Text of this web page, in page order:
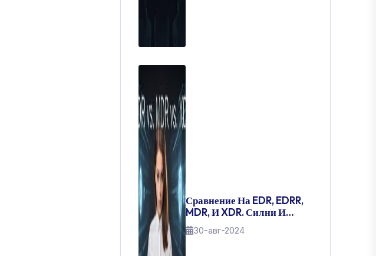
Сравнение На EDR, EDRR,
MDR, И XDR. Силни И
Слаби Страни.
30-авг-2024